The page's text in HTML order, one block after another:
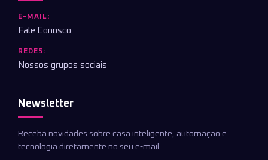
E-MAIL:
Fale Conosco
REDES:
Nossos grupos sociais
Newsletter
Receba novidades sobre casa inteligente, automação e
tecnologia diretamente no seu e-mail.